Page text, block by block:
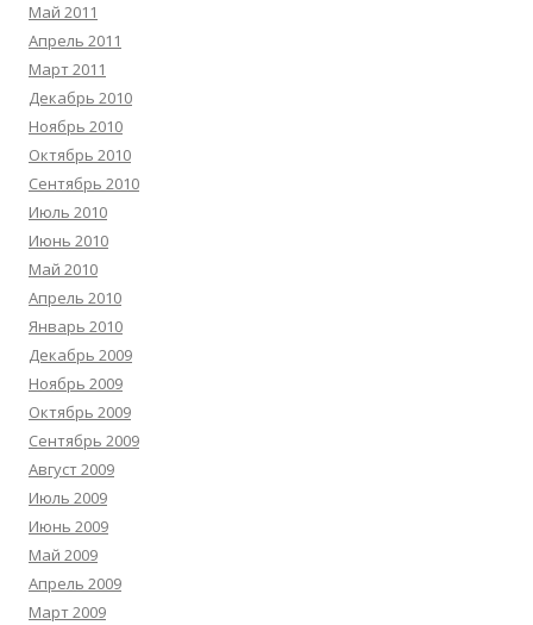
Май 2011
Апрель 2011
Март 2011
Декабрь 2010
Ноябрь 2010
Октябрь 2010
Сентябрь 2010
Июль 2010
Июнь 2010
Май 2010
Апрель 2010
Январь 2010
Декабрь 2009
Ноябрь 2009
Октябрь 2009
Сентябрь 2009
Август 2009
Июль 2009
Июнь 2009
Май 2009
Апрель 2009
Март 2009